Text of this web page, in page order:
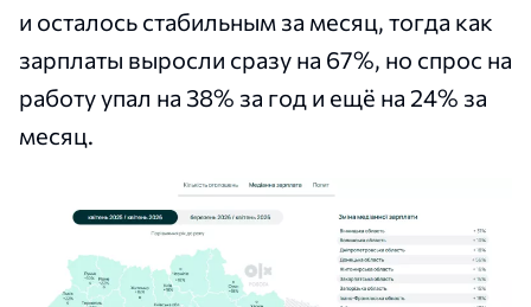
и осталось стабильным за месяц, тогда как
зарплаты выросли сразу на 67%, но спрос на
работу упал на 38% за год и ещё на 24% за
месяц.